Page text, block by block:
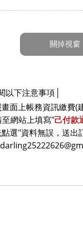
以下注意事項
面上帳務資訊繳費(
網站上填寫"己付款
選"資料無誤，送出